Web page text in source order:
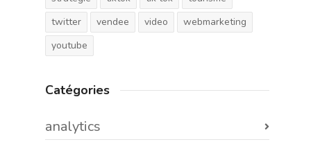
twitter
vendee video
webmarketing
youtube
Catégories
analytics